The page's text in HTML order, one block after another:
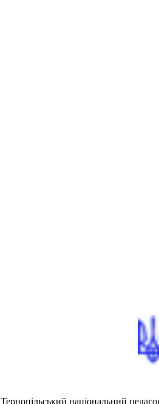
Тернопільський національний